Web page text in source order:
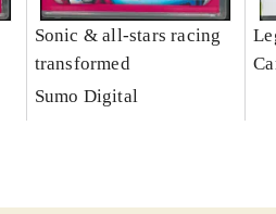
Sonic & all-stars racing
transformed
Sumo Digital